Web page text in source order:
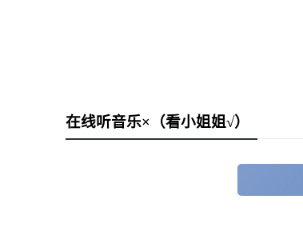
在线听音乐×（看小姐姐√）